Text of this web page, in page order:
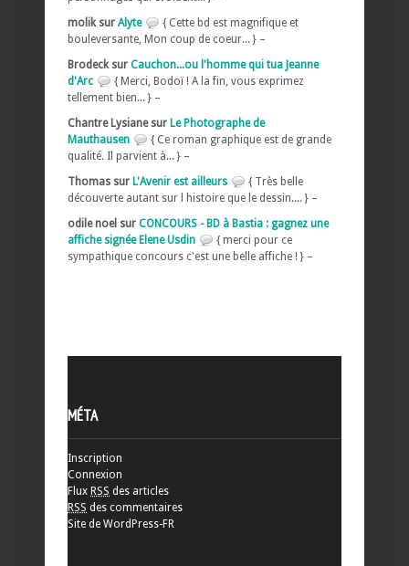
molik sur Alyte
{ Cette bd est magnifique et
bouleversante, Mon coup de coeur... } –
Brodeck sur Cauchon...ou l'homme qui tua Jeanne
d'Arc
{ Merci, Bodoï ! A la fin, vous exprimez
tellement bien... } –
Chantre Lysiane sur Le Photographe de
Mauthausen
{ Ce roman graphique est de grande
qualité. Il parvient à... } –
Thomas sur L'Avenir est ailleurs
{ Très belle
découverte autant sur l histoire que le dessin.... } –
odile noel sur CONCOURS - BD à Bastia : gagnez une
affiche signée Elene Usdin
{ merci pour ce
sympathique concours c'est une belle affiche ! } –
MÉTA
Inscription
Connexion
Flux RSS des articles
RSS des commentaires
Site de WordPress-FR